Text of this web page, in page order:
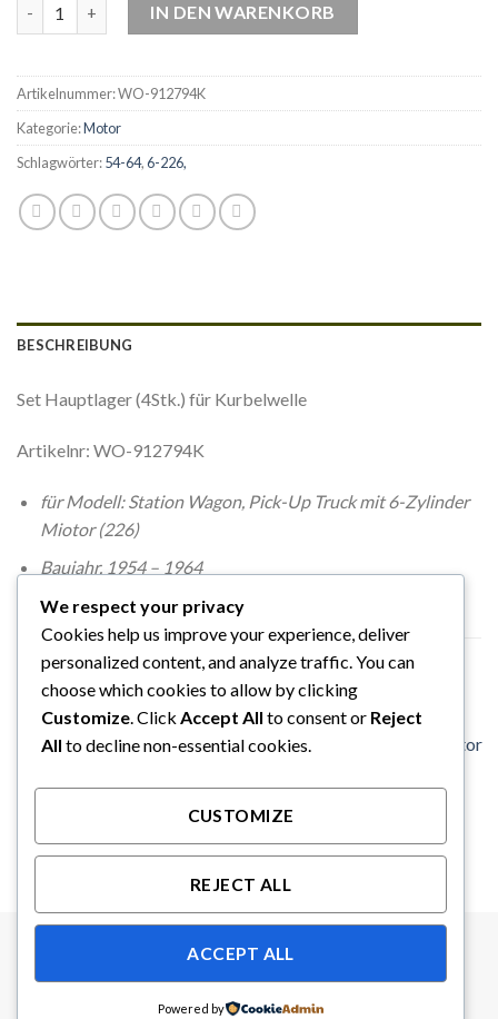
IN DEN WARENKORB
Artikelnummer:WO-912794K
Kategorie:Motor
Schlagwörter:54-64,6-226,
BESCHREIBUNG
Set Hauptlager (4Stk.) für Kurbelwelle
Artikelnr: WO-912794K
für Modell: Station Wagon, Pick-Up Truck mit 6-Zylinder
Miotor (226)
Baujahr. 1954 – 1964
ÄHNLICHE PRODUKTE
ABGASANLAGE
CHF19.55
WO-8136614
Schwingungsdämpfer Motor
We respect your privacy
Cookies help us improve your experience, deliver
personalized content, and analyze traffic. You can
choose which cookies to allow by clicking
Customize. Click Accept All to consent or Reject
All to decline non-essential cookies.
CUSTOMIZE
REJECT ALL
ACCEPT ALL
Powered by